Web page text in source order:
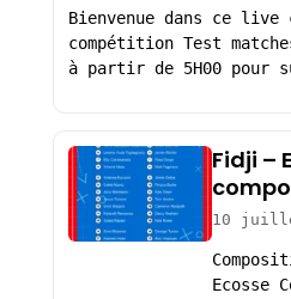
Bienvenue dans ce live
compétition Test
à partir de 5H00 pour
Fidji –
10
Ecosse